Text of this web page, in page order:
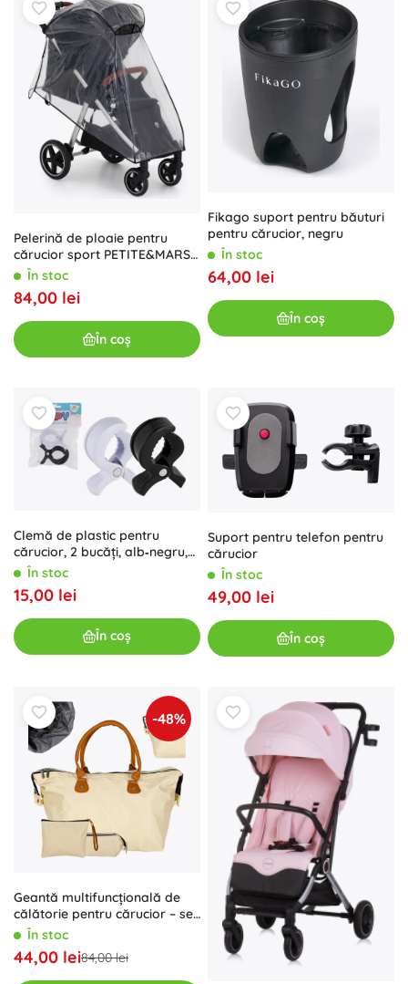
Pelerină de ploaie pentru
cărucior sport PETITE&MARS
Rainy Large
În stoc
84,00 lei
În coș
Fikago suport pentru băuturi
pentru cărucior, negru
În stoc
64,00 lei
În coș
Clemă de plastic pentru
cărucior, 2 bucăți, alb‑negru,
7,5 × 5 cm
În stoc
15,00 lei
În coș
Suport pentru telefon pentru
cărucior
În stoc
49,00 lei
În coș
-48%
Geantă multifuncțională de
călătorie pentru cărucior – set
– BejÎn stoc
44,00 lei84,00 lei